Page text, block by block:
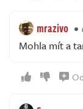
mrazivo
Mohla mít a